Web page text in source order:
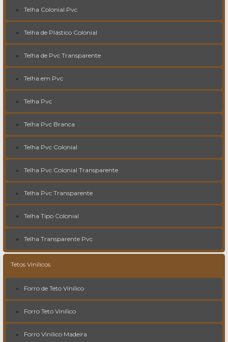
Telha Colonial Pvc
Telha de Plástico Colonial
Telha de Pvc Transparente
Telha em Pvc
Telha Pvc
Telha Pvc Branca
Telha Pvc Colonial
Telha Pvc Colonial Transparente
Telha Pvc Transparente
Telha Tipo Colonial
Telha Transparente Pvc
Tetos Vinílicos
Forro de Teto Vinílico
Forro Teto Vinílico
Forro Vinílico Madeira